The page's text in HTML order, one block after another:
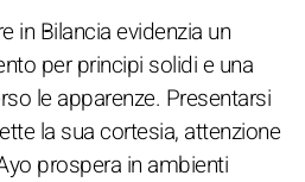
in Bilancia evidenzia un
per principi solidi e una
le apparenze. Presentarsi
la sua cortesia, attenzione
prospera in ambienti